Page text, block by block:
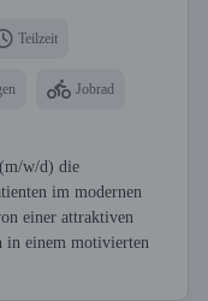
Teilzeit
Jobrad
w/d) die
im modernen
einer attraktiven
in einem motivierten